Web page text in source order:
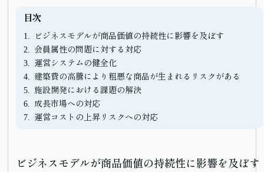
目次
ビジネスモデルが商品価値の持続性に影響を及ぼす
会員属性の問題に対する対応
運営システムの健全化
建築費の高騰により粗悪な商品が生まれるリスクがある
施設開発における課題の解決
成長市場への対応
運営コストの上昇リスクへの対応
ビジネスモデルが商品価値の持続性に影響を及ぼす